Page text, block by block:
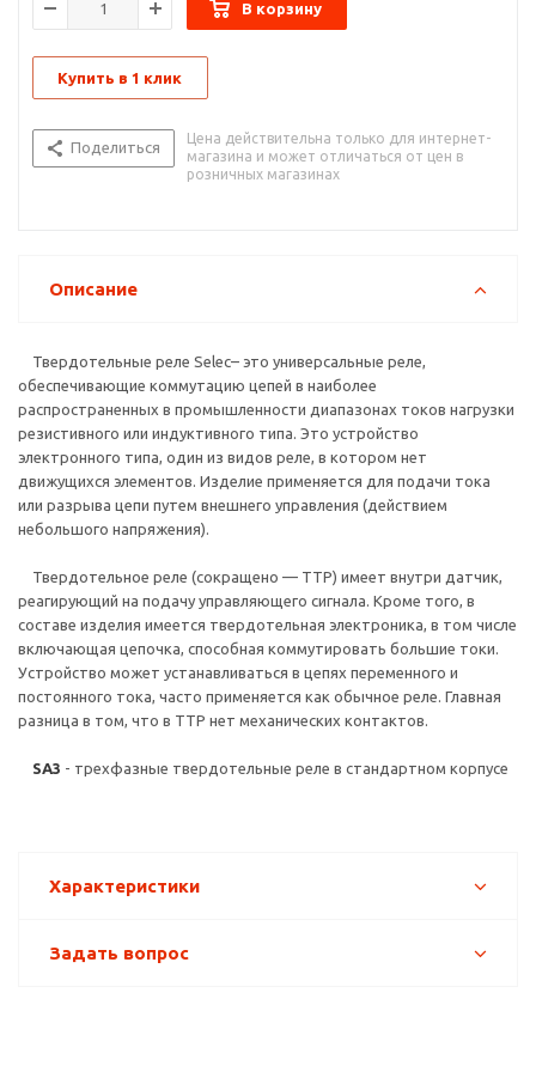
Твердотельное реле (сокращено — ТТР) имеет внутри
Кроме того, в составе изделия имеется твердотельная
электроника, в том числе включающая цепочка, способная
устанавливаться в цепях переменного и постоянного тока,
часто применяется как обычное реле. Главная разница в том,
что в ТТР нет механических контактов.
В корзину
Купить в 1 клик
Поделиться
Цена действительна только для интернет-
магазина и может отличаться от цен в
розничных магазинах
Описание
Твердотельные реле Selec– это универсальные реле,
обеспечивающие коммутацию цепей в наиболее
распространенных в промышленности диапазонах токов нагрузки
резистивного или индуктивного типа. Это устройство
электронного типа, один из видов реле, в котором нет
движущихся элементов. Изделие применяется для подачи тока
или разрыва цепи путем внешнего управления (действием
небольшого напряжения).
Твердотельное реле (сокращено — ТТР) имеет внутри датчик,
реагирующий на подачу управляющего сигнала. Кроме того, в
составе изделия имеется твердотельная электроника, в том числе
включающая цепочка, способная коммутировать большие токи.
Устройство может устанавливаться в цепях переменного и
постоянного тока, часто применяется как обычное реле. Главная
разница в том, что в ТТР нет механических контактов.
SA3 - трехфазные твердотельные реле в стандартном корпусе
Характеристики
Задать вопрос